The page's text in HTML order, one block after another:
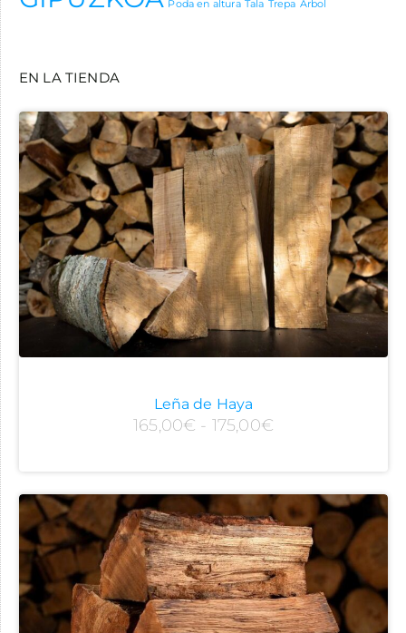
Poda en altura Tala Trepa Árbol
EN LA TIENDA
Leña de Haya
165,00€ - 175,00€